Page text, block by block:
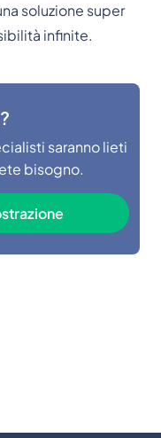
soluzione super
infinite.
saranno lieti
bisogno.